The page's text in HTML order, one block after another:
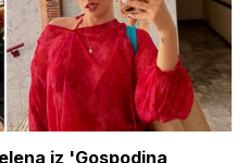
iz 'Gospodina